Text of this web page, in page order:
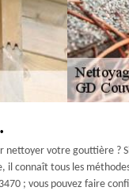
votre gouttière
il connaît tous les
; vous pouvez faire